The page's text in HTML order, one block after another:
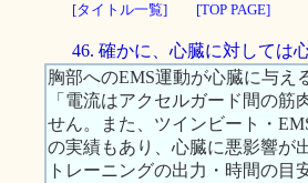
[タイトル一覧] [TOP PAGE]
46. 確かに、心臓に対しては
胸部へのEMS運動が心臓に与
「電流はアクセルガード間の
せん。また、ツインビート・
の実績もあり、心臓に悪影響が
トレーニングの出力・時間の目